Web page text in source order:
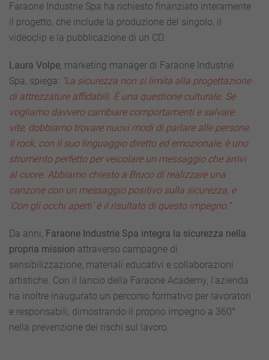
Faraone Industrie Spa ha richiesto finanziato interamente
il progetto, che include la produzione del singolo, il
videoclip e la pubblicazione di un CD.
Laura Volpe, marketing manager di Faraone Industrie
Spa, spiega: “La sicurezza non si limita alla progettazione
di attrezzature affidabili. È una questione culturale. Se
vogliamo davvero cambiare comportamenti e salvare
vite, dobbiamo trovare nuovi modi di parlare alle persone.
Il rock, con il suo linguaggio diretto ed emozionale, è uno
strumento perfetto per veicolare un messaggio che arrivi
al cuore. Abbiamo chiesto a Bruco di realizzare una
canzone con un messaggio positivo sulla sicurezza, e
‘Con gli occhi aperti’ è il risultato di questo impegno.”
Da anni, Faraone Industrie Spa integra la sicurezza nella
propria mission attraverso campagne di
sensibilizzazione, materiali educativi e collaborazioni
artistiche. Con il lancio della Faraone Academy, l’azienda
ha inoltre inaugurato un percorso formativo per lavoratori
e responsabili, dimostrando il proprio impegno a 360°
nella prevenzione dei rischi sul lavoro.